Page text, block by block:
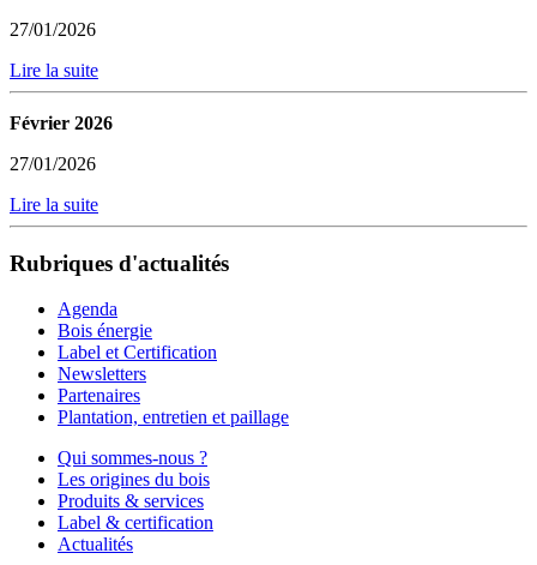
27/01/2026
Lire la suite
Février 2026
27/01/2026
Lire la suite
Rubriques d'actualités
Agenda
Bois énergie
Label et Certification
Newsletters
Partenaires
Plantation, entretien et paillage
Qui sommes-nous ?
Les origines du bois
Produits & services
Label & certification
Actualités